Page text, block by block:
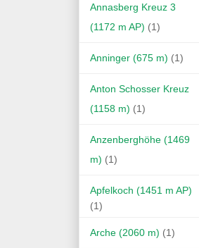
Annasberg Kreuz 3
(1172 m AP) (1)
Anninger (675 m) (1)
Anton Schosser Kreuz
(1158 m) (1)
Anzenberghöhe (1469
m) (1)
Apfelkoch (1451 m AP)
(1)
Arche (2060 m) (1)